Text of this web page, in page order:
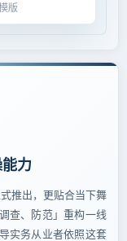
版
力
推出，更贴合当下舞
查、防范」重构一线
实务从业者依照这套